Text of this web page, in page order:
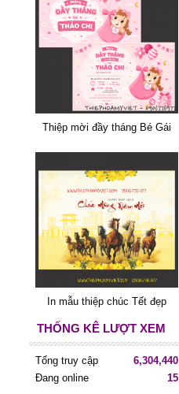
Thiệp mời đầy tháng Bé Gái
In mẫu thiệp chúc Tết đẹp
THỐNG KÊ LƯỢT XEM
Tổng truy cập
6,304,440
Đang online
15